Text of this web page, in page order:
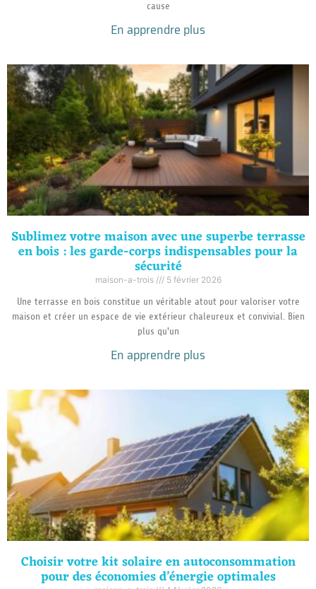
cause
En apprendre plus
Sublimez votre maison avec une superbe terrasse
en bois : les garde-corps indispensables pour la
sécurité
maison-a-trois 5 février 2026
Une terrasse en bois constitue un véritable atout pour valoriser votre
maison et créer un espace de vie extérieur chaleureux et convivial. Bien
plus qu'un
En apprendre plus
Choisir votre kit solaire en autoconsommation
pour des économies d’énergie optimales